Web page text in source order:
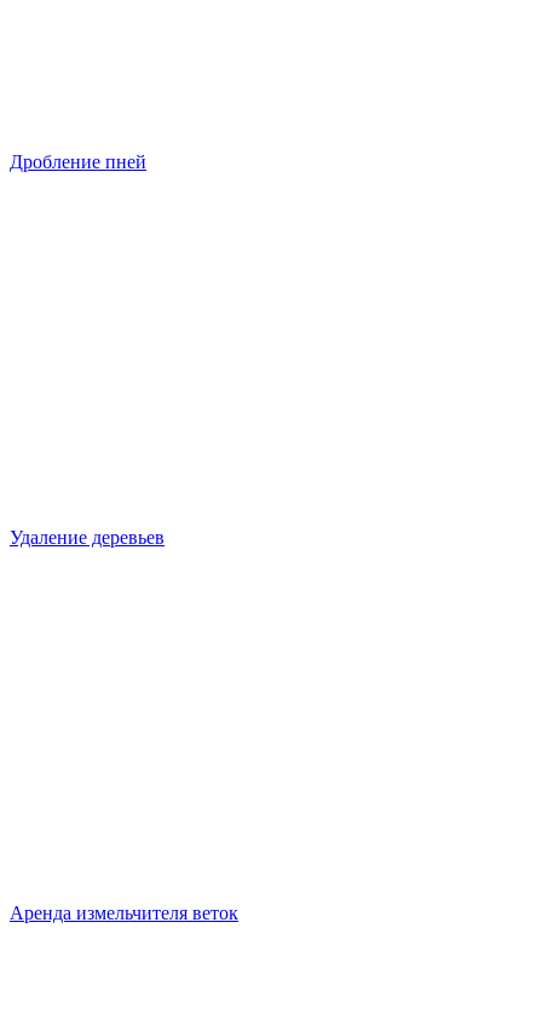
Дробление пней
Удаление деревьев
Аренда измельчителя веток